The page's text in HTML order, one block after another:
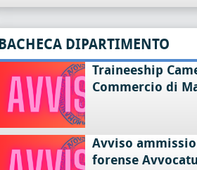
BACHECA DIPARTIMENTO
Traineeship
Commercio di
Avviso
forense